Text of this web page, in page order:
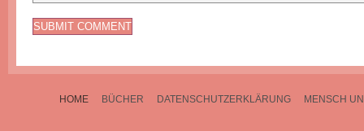
HOME BÜCHER DATENSCHUTZERKLÄRUNG MENSCH